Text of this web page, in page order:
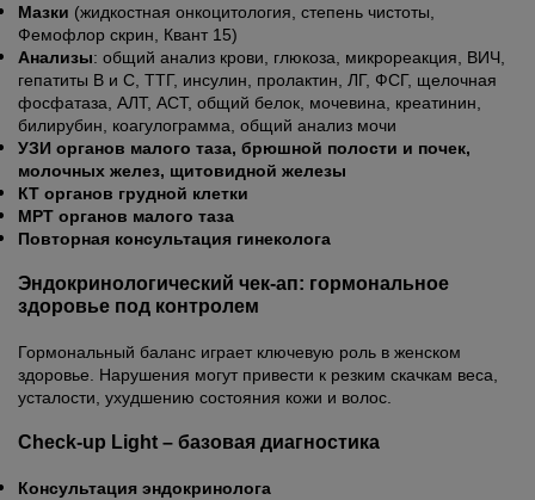
Мазки (жидкостная онкоцитология, степень чистоты,
Фемофлор скрин, Квант 15)
Анализы: общий анализ крови, глюкоза, микрореакция, ВИЧ,
гепатиты B и C, ТТГ, инсулин, пролактин, ЛГ, ФСГ, щелочная
фосфатаза, АЛТ, АСТ, общий белок, мочевина, креатинин,
билирубин, коагулограмма, общий анализ мочи
УЗИ органов малого таза, брюшной полости и почек,
молочных желез, щитовидной железы
КТ органов грудной клетки
МРТ органов малого таза
Повторная консультация гинеколога
Эндокринологический чек-ап: гормональное
здоровье под контролем
Гормональный баланс играет ключевую роль в женском
здоровье. Нарушения могут привести к резким скачкам веса,
усталости, ухудшению состояния кожи и волос.
Check-up Light – базовая диагностика
Консультация эндокринолога